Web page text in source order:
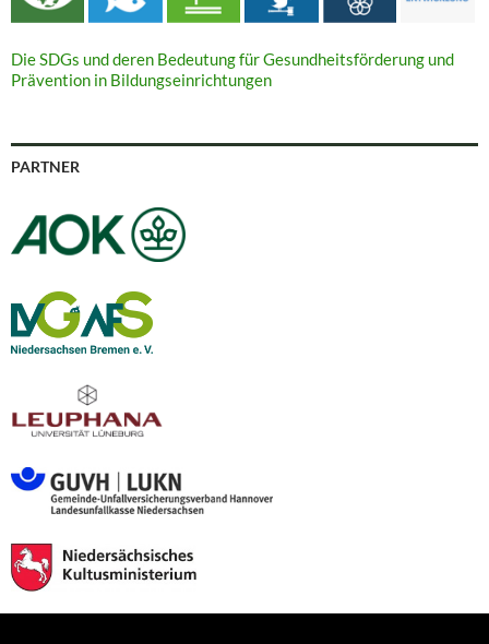
Die SDGs und deren Bedeutung für Gesundheitsförderung und
Prävention in Bildungseinrichtungen
PARTNER